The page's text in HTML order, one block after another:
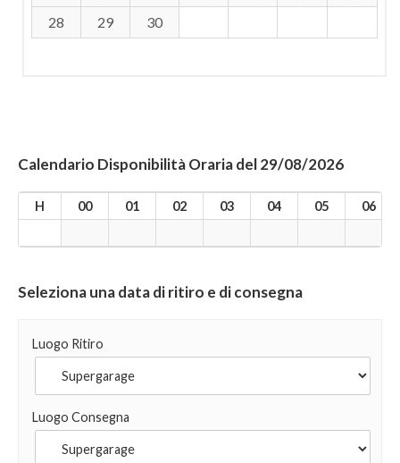
28
29 30
Calendario Disponibilità Oraria del 29/08/2026
H 00 01 02 03 04 05 06
Seleziona una data di ritiro e di consegna
Luogo Ritiro
Luogo Consegna